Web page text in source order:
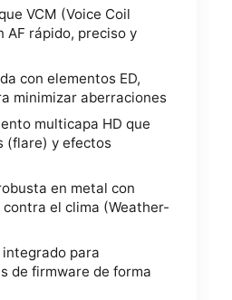
VCM (Voice Coil
AF rápido, preciso y
con elementos ED,
minimizar aberraciones
multicapa HD que
(flare) y efectos
en metal con
el clima (Weather-
para
de firmware de forma